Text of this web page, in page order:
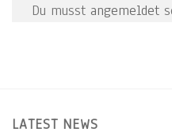
Du musst angemeldet
LATEST NEWS